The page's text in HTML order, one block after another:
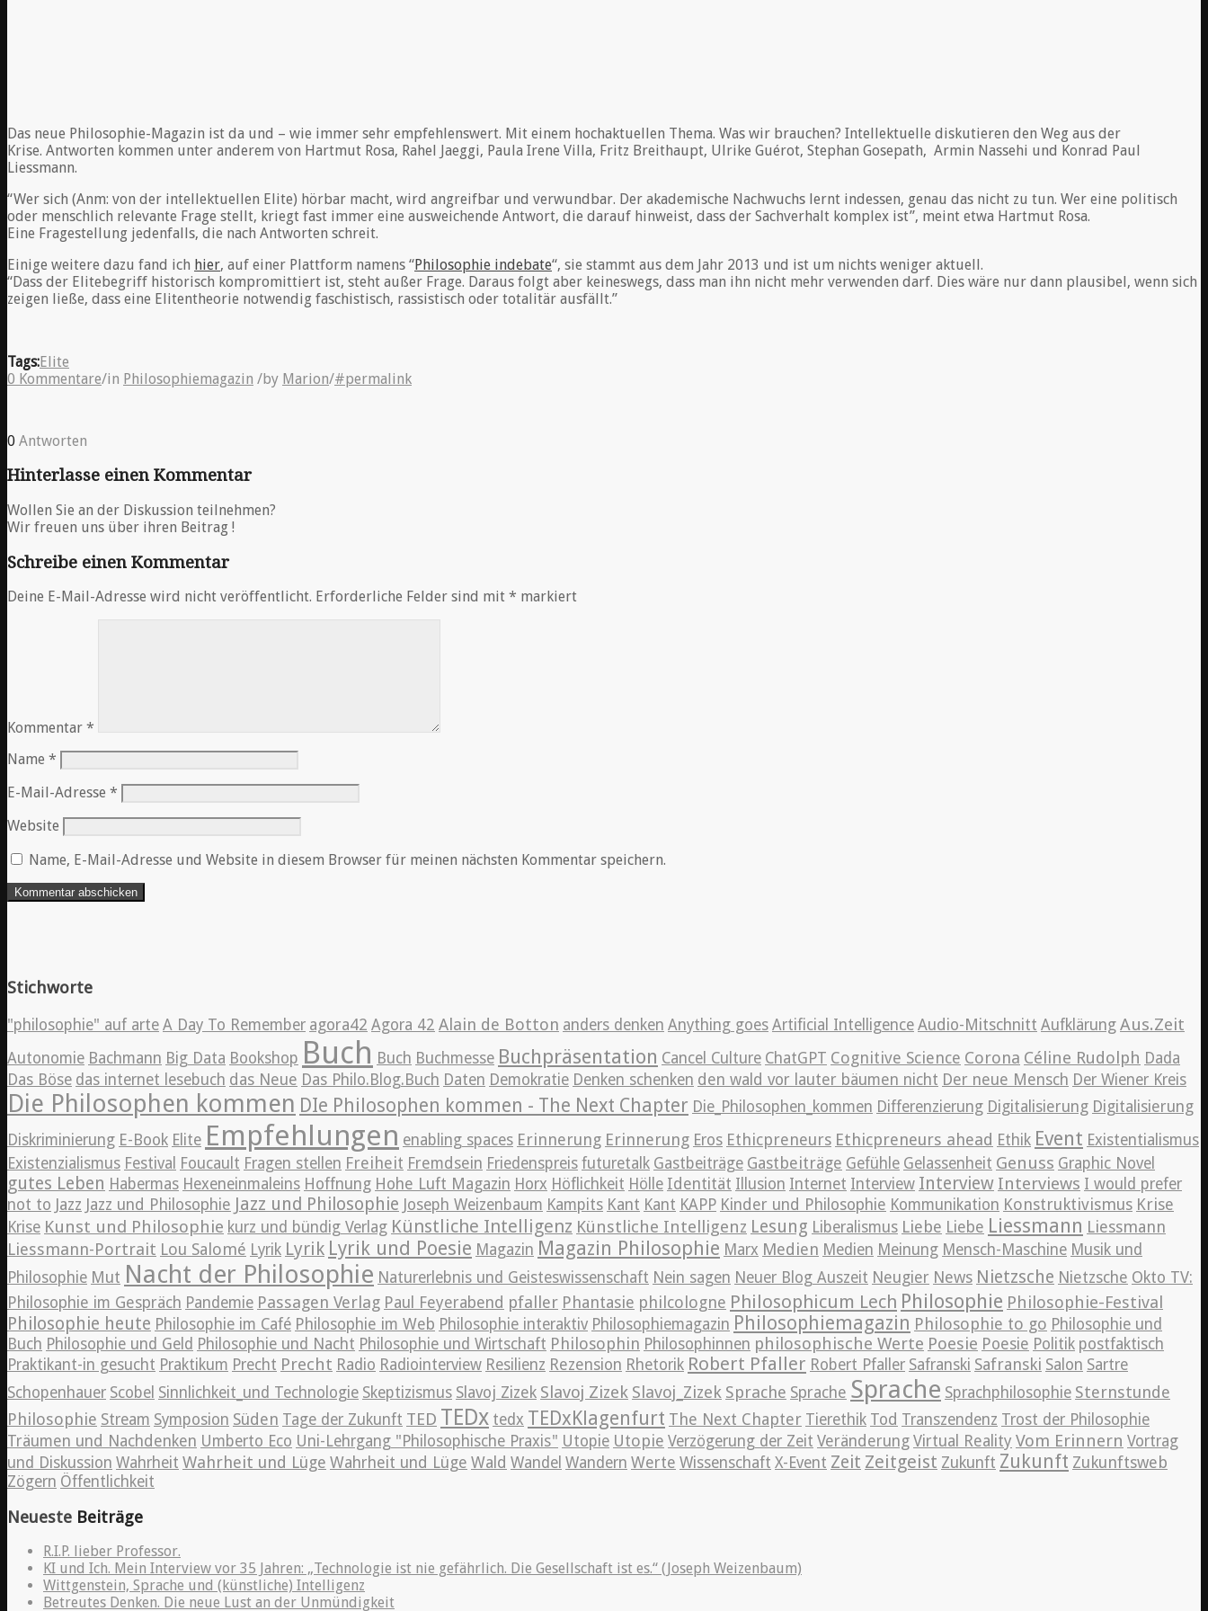
Das neue Philosophie-Magazin ist da und – wie immer sehr empfehlenswert. Mit einem hochaktuellen Thema. Was wir brauchen? Intellektuelle diskutieren den Weg aus der
Krise. Antworten kommen unter anderem von Hartmut Rosa, Rahel Jaeggi, Paula Irene Villa, Fritz Breithaupt, Ulrike Guérot, Stephan Gosepath, Armin Nassehi und Konrad Paul
Liessmann.
“Wer sich (Anm: von der intellektuellen Elite) hörbar macht, wird angreifbar und verwundbar. Der akademische Nachwuchs lernt indessen, genau das nicht zu tun. Wer eine politisch
oder menschlich relevante Frage stellt, kriegt fast immer eine ausweichende Antwort, die darauf hinweist, dass der Sachverhalt komplex ist”, meint etwa Hartmut Rosa.
Eine Fragestellung jedenfalls, die nach Antworten schreit.
Einige weitere dazu fand ich hier, auf einer Plattform namens “Philosophie indebate“, sie stammt aus dem Jahr 2013 und ist um nichts weniger aktuell.
“Dass der Elitebegriff historisch kompromittiert ist, steht außer Frage. Daraus folgt aber keineswegs, dass man ihn nicht mehr verwenden darf. Dies wäre nur dann plausibel, wenn sich
zeigen ließe, dass eine Elitentheorie notwendig faschistisch, rassistisch oder totalitär ausfällt.”
Tags:Elite
0 Kommentare/in Philosophiemagazin /by Marion/#permalink
0 Antworten
Hinterlasse einen Kommentar
Wollen Sie an der Diskussion teilnehmen?
Wir freuen uns über ihren Beitrag !
Schreibe einen Kommentar
Deine E-Mail-Adresse wird nicht veröffentlicht. Erforderliche Felder sind mit * markiert
Kommentar *
Name *
E-Mail-Adresse *
Website
Name, E-Mail-Adresse und Website in diesem Browser für meinen nächsten Kommentar speichern.
Stichworte
"philosophie" auf arte A Day To Remember agora42 Agora 42 Alain de Botton anders denken Anything goes Artificial Intelligence Audio-Mitschnitt Aufklärung Aus.Zeit
Autonomie Bachmann Big Data Bookshop Buch Buch Buchmesse Buchpräsentation Cancel Culture ChatGPT Cognitive Science Corona Céline Rudolph Dada
Das Böse das internet lesebuch das Neue Das Philo.Blog.Buch Daten Demokratie Denken schenken den wald vor lauter bäumen nicht Der neue Mensch Der Wiener Kreis
Die Philosophen kommen DIe Philosophen kommen - The Next Chapter Die_Philosophen_kommen Differenzierung Digitalisierung Digitalisierung
Diskriminierung E-Book Elite Empfehlungen enabling spaces Erinnerung Erinnerung Eros Ethicpreneurs Ethicpreneurs ahead Ethik Event Existentialismus
Existenzialismus Festival Foucault Fragen stellen Freiheit Fremdsein Friedenspreis futuretalk Gastbeiträge Gastbeiträge Gefühle Gelassenheit Genuss Graphic Novel
gutes Leben Habermas Hexeneinmaleins Hoffnung Hohe Luft Magazin Horx Höflichkeit Hölle Identität Illusion Internet Interview Interview Interviews I would prefer
not to Jazz Jazz und Philosophie Jazz und Philosophie Joseph Weizenbaum Kampits Kant Kant KAPP Kinder und Philosophie Kommunikation Konstruktivismus Krise
Krise Kunst und Philosophie kurz und bündig Verlag Künstliche Intelligenz Künstliche Intelligenz Lesung Liberalismus Liebe Liebe Liessmann Liessmann
Liessmann-Portrait Lou Salomé Lyrik Lyrik Lyrik und Poesie Magazin Magazin Philosophie Marx Medien Medien Meinung Mensch-Maschine Musik und
Philosophie Mut Nacht der Philosophie Naturerlebnis und Geisteswissenschaft Nein sagen Neuer Blog Auszeit Neugier News Nietzsche Nietzsche Okto TV:
Philosophie im Gespräch Pandemie Passagen Verlag Paul Feyerabend pfaller Phantasie philcologne Philosophicum Lech Philosophie Philosophie-Festival
Philosophie heute Philosophie im Café Philosophie im Web Philosophie interaktiv Philosophiemagazin Philosophiemagazin Philosophie to go Philosophie und
Buch Philosophie und Geld Philosophie und Nacht Philosophie und Wirtschaft Philosophin Philosophinnen philosophische Werte Poesie Poesie Politik postfaktisch
Praktikant-in gesucht Praktikum Precht Precht Radio Radiointerview Resilienz Rezension Rhetorik Robert Pfaller Robert Pfaller Safranski Safranski Salon Sartre
Schopenhauer Scobel Sinnlichkeit_und Technologie Skeptizismus Slavoj Zizek Slavoj Zizek Slavoj_Zizek Sprache Sprache Sprache Sprachphilosophie Sternstunde
Philosophie Stream Symposion Süden Tage der Zukunft TED TEDx tedx TEDxKlagenfurt The Next Chapter Tierethik Tod Transzendenz Trost der Philosophie
Träumen und Nachdenken Umberto Eco Uni-Lehrgang "Philosophische Praxis" Utopie Utopie Verzögerung der Zeit Veränderung Virtual Reality Vom Erinnern Vortrag
und Diskussion Wahrheit Wahrheit und Lüge Wahrheit und Lüge Wald Wandel Wandern Werte Wissenschaft X-Event Zeit Zeitgeist Zukunft Zukunft Zukunftsweb
Zögern Öffentlichkeit
Neueste Beiträge
R.I.P. lieber Professor.
KI und Ich. Mein Interview vor 35 Jahren: „Technologie ist nie gefährlich. Die Gesellschaft ist es.“ (Joseph Weizenbaum)
Wittgenstein, Sprache und (künstliche) Intelligenz
Betreutes Denken. Die neue Lust an der Unmündigkeit